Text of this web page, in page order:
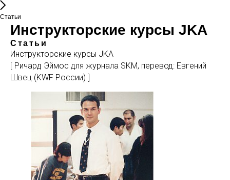
Статьи
Инструкторские курсы JKA
Статьи
Инструкторские курсы JKA
[ Ричард Эймос для журнала SKM, перевод: Евгений
Швец (KWF России) ]